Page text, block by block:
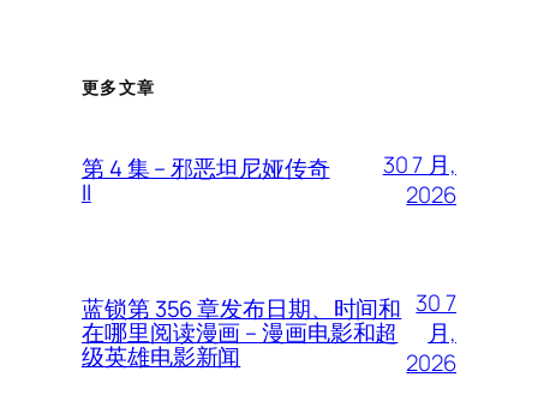
更多文章
第 4 集 – 邪恶坦尼娅传奇
II
30 7 月,
2026
蓝锁第 356 章发布日期、时间和
在哪里阅读漫画 – 漫画电影和超
级英雄电影新闻
30 7
月,
2026